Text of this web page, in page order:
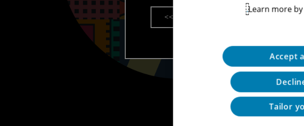
או השאר.י פרטיך ונחזור אליך בהקדם >>
Learn more
Accept
Tailor